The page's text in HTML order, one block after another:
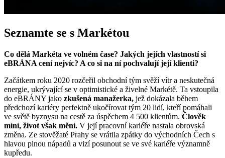
Seznamte se s Markétou
Co dělá Markéta ve volném čase? Jakých jejích vlastností si
eBRÁNA cení nejvíc? A co si na ní pochvalují její klienti?
Začátkem roku 2020 rozčeřil obchodní tým svěží vítr a neskutečná
energie, ukrývající se v optimistické a živelné Markétě. Ta vstoupila
do eBRÁNY jako zkušená manažerka, jež dokázala během
předchozí kariéry perfektně ukočírovat tým 20 lidí, kteří pomáhali
ve světě byznysu na cestě za úspěchem 4 500 klientům. Člověk
míní, život však mění. V její pracovní kariéře nastala obrovská
změna. Ze stověžaté Prahy se vrátila zpátky do východních Čech s
hlavou plnou nápadů a vizí posunout se ve své kariéře významně
kupředu.